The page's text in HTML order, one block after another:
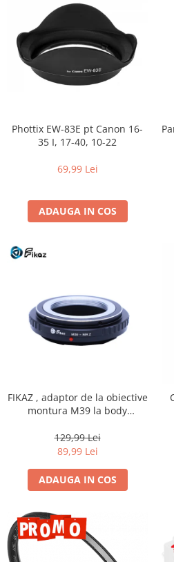
Cabluri
Carcase de tip Cage, pentru
integrare in sisteme video
complexe
Curatare Senzor
Nivela patina
Vizor
Accesorii diverse
Genti, Rucsacuri, Troller foto
Genti foto
Genti, Troller Video
Rucsacuri Foto
Only One Shoulder - SlingShot
Hamuri si Centuri foto
Curele Aparat - Umar
Genti Laptop si iPad
Hand Strap / Grip
Troller
Solid-State Drive (SSD)
Video / Camere si accesorii
Camere video profesionale
Phottix EW-83E pt Canon 16-
35 I, 17-40, 10-22
69,99 Lei
ADAUGA IN COS
FIKAZ , adaptor de la obiective
montura M39 la body
129,99 Lei
89,99 Lei
ADAUGA IN COS